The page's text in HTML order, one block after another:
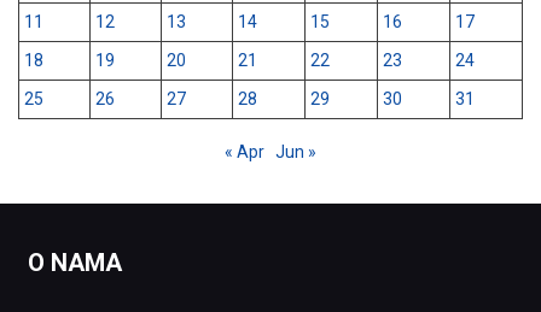
11
12 13 14 15 16
17
18
19 20 21 22 23
24
25
26 27 28 29 30 31
« Apr Jun »
O NAMA